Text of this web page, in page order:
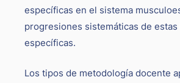
específicas en el sistema
progresiones sistemáticas de estas
específicas.
Los tipos de metodología docente